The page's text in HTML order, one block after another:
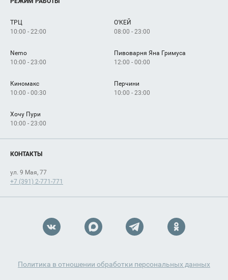
Рекламодателям
Как добраться
ТРЦ
10:00 - 22:00
О'КЕЙ
08:00 - 23:00
Nemo
10:00 - 23:00
Пивоварня Яна Гримуса
12:00 - 00:00
Киномакс
10:00 - 00:30
Перчини
10:00 - 23:00
Хочу Пури
10:00 - 23:00
КОНТАКТЫ
ул. 9 Мая, 77
+7 (391) 2-771-771
Политика в отношении обработки персональных данных